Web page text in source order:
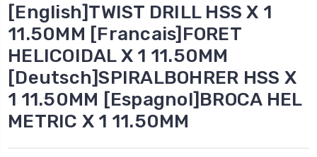
[English]TWIST DRILL HSS X 1
11.50MM [Francais]FORET
HELICOIDAL X 1 11.50MM
[Deutsch]SPIRALBOHRER HSS X
1 11.50MM [Espagnol]BROCA HEL
METRIC X 1 11.50MM